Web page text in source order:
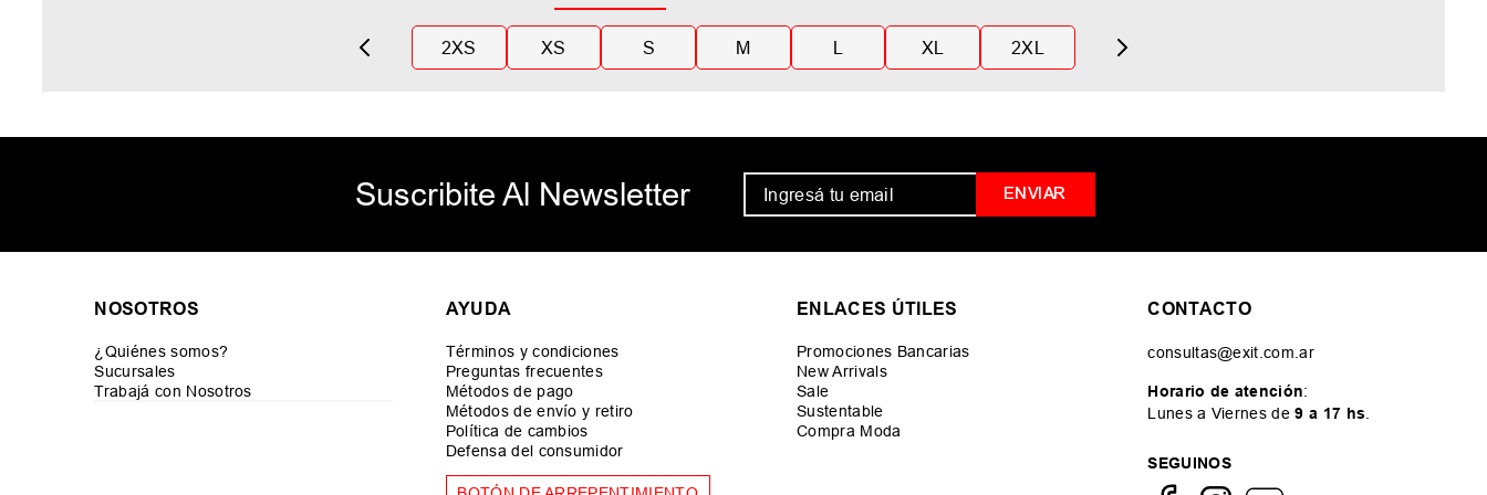
2XS XS S M L XL 2XL
Suscribite Al Newsletter ENVIAR
NOSOTROS
¿Quiénes somos?
Sucursales
Trabajá con Nosotros
AYUDA
Términos y condiciones
Preguntas frecuentes
Métodos de pago
Métodos de envío y retiro
Política de cambios
Defensa del consumidor
ENLACES ÚTILES
Promociones Bancarias
New Arrivals
Sale
Sustentable
Compra Moda
CONTACTO
consultas@exit.com.ar
Horario de atención:
Lunes a Viernes de9 a 17 hs
SEGUINOS